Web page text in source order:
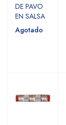
DE PAVO
EN SALSA
Agotado